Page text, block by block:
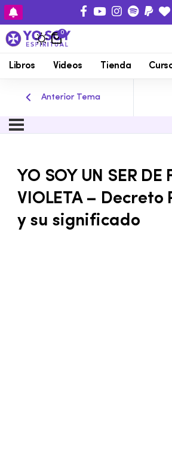
0
Libros Videos Tienda
Anterior Tema
YO SOY UN SER DE
VIOLETA – Decreto
y su significado